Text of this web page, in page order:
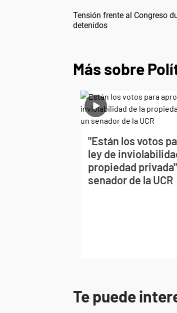
Tensión frente al Congreso
detenidos
Más sobre
"Están los votos
ley de
propiedad
senador de la UCR
Te puede